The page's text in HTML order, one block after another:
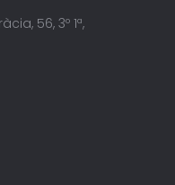
56, 3º 1ª,